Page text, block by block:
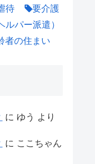
待
要介護
ルパー派遣）
者の住まい
に ゆう より
に ここちゃん